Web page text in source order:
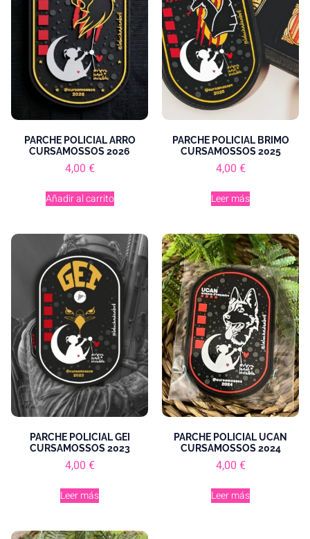
PARCHE POLICIAL ARRO
CURSAMOSSOS 2026
4,00 €
Añadir al carrito
PARCHE POLICIAL BRIMO
CURSAMOSSOS 2025
4,00 €
Leer más
PARCHE POLICIAL GEI
CURSAMOSSOS 2023
4,00 €
Leer más
PARCHE POLICIAL UCAN
CURSAMOSSOS 2024
4,00 €
Leer más